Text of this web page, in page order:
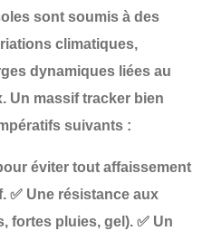
sont soumis à des
climatiques,
dynamiques liées au
Un massif tracker bien
suivants :
éviter tout affaissement
✅ Une résistance aux
fortes pluies, gel). ✅ Un